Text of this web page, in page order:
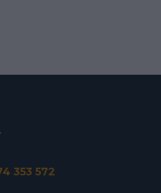
353 572